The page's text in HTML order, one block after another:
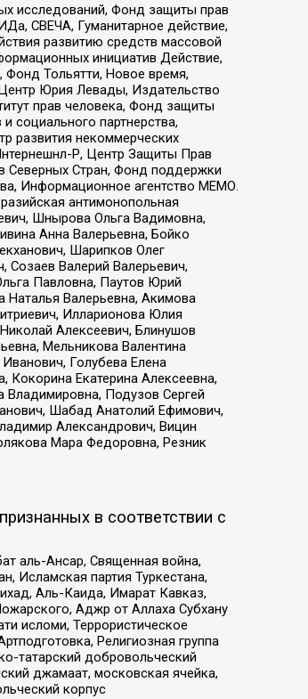
исследований, Фонд защиты прав
СВЕЧА, Гуманитарное действие,
развитию средств массовой
инициатив Действие,
Тольятти, Новое время,
Юрия Левады, Издательство
прав человека, Фонд защиты
социального партнерства,
развития некоммерческих
Р, Центр Защиты Прав
Северных Стран, Фонд поддержки
Информационное агентство МЕМО.
антимонопольная
Шнырова Ольга Вадимовна,
Анна Валерьевна, Бойко
Шарипков Олег
Валерий Валерьевич,
Павловна, Паутов Юрий
Наталья Валерьевна, Акимова
Илларионова Юлия
Алексеевич, Блинушов
Мельникова Валентина
Голубева Елена
Кокорина Екатерина Алексеевна,
Подузов Сергей
Шабад Анатолий Ефимович,
Александрович, Вицин
Мара Федоровна, Резник
в соответствии с
аль-Ансар, Священная война,
Исламская партия Туркестана,
Аль-Каида, Имарат Кавказ,
Аджр от Аллаха Субхану
исломи, Террористическое
Религиозная группа
татарский добровольческий
джамаат, московская ячейка,
корпус